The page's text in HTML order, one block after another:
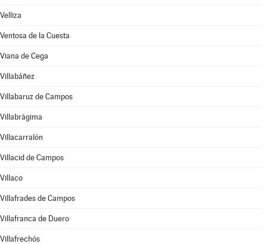
Velliza
Ventosa de la Cuesta
Viana de Cega
Villabáñez
Villabaruz de Campos
Villabrágima
Villacarralón
Villacid de Campos
Villaco
Villafrades de Campos
Villafranca de Duero
Villafrechós